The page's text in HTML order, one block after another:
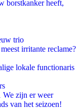
borstkanker heeft,
trio
irritante reclame?
lokale functionaris
We zijn er weer
van het seizoen!